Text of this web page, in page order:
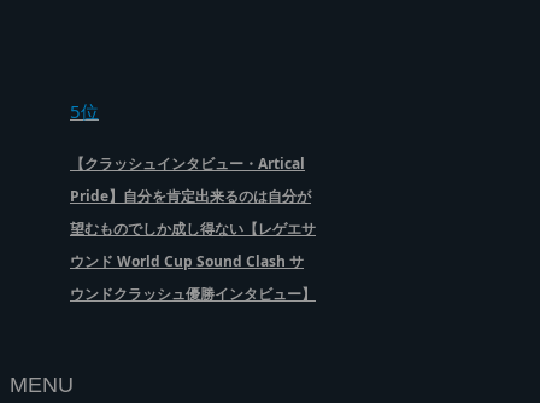
5位
【クラッシュインタビュー・Artical
Pride】自分を肯定出来るのは自分が
望むものでしか成し得ない【レゲエサ
ウンド World Cup Sound Clash サ
ウンドクラッシュ優勝インタビュー】
MENU